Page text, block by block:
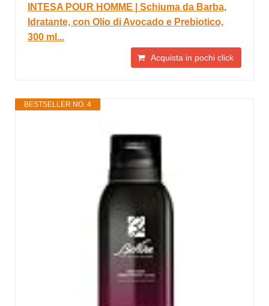
INTESA POUR HOMME | Schiuma da Barba,
Idratante, con Olio di Avocado e Prebiotico,
300 ml...
Acquista in pochi click
BESTSELLER NO. 4